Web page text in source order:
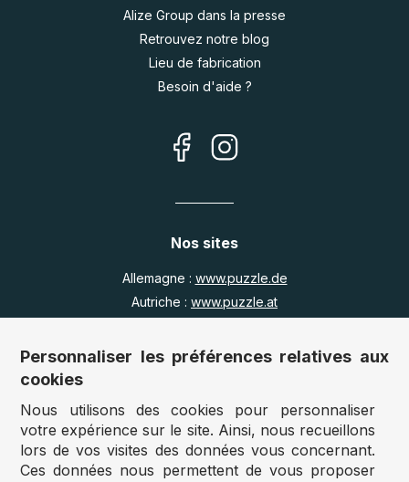
Alize Group dans la presse
Retrouvez notre blog
Lieu de fabrication
Besoin d'aide ?
Nos sites
Allemagne : www.puzzle.de
Autriche : www.puzzle.at
Royaume Uni :
www.jigsawpuzzle.co.uk
Accès revendeurs / détaillants
Vous avez un magasin ?
Vous souhaitez accéder à nos prix revendeurs ?
Personnaliser les préférences relatives aux
cookies
Nous utilisons des cookies pour personnaliser
votre expérience sur le site. Ainsi, nous recueillons
lors de vos visites des données vous concernant.
Ces données nous permettent de vous proposer